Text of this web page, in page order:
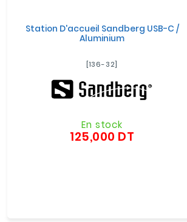
Station D'accueil Sandberg USB-C /
Aluminium
[136-32]
En stock
125,000 DT